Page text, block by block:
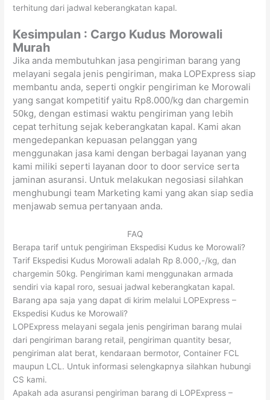
terhitung dari jadwal keberangkatan kapal.
Kesimpulan : Cargo Kudus Morowali
Murah
Jika anda membutuhkan jasa pengiriman barang yang
melayani segala jenis pengiriman, maka LOPExpress siap
membantu anda, seperti ongkir pengiriman ke Morowali
yang sangat kompetitif yaitu Rp8.000/kg dan chargemin
50kg, dengan estimasi waktu pengiriman yang lebih
cepat terhitung sejak keberangkatan kapal. Kami akan
mengedepankan kepuasan pelanggan yang
menggunakan jasa kami dengan berbagai layanan yang
kami miliki seperti layanan door to door service serta
jaminan asuransi. Untuk melakukan negosiasi silahkan
menghubungi team Marketing kami yang akan siap sedia
menjawab semua pertanyaan anda.
FAQ
Berapa tarif untuk pengiriman Ekspedisi Kudus ke Morowali?
Tarif Ekspedisi Kudus Morowali adalah Rp 8.000,-/kg, dan
chargemin 50kg. Pengiriman kami menggunakan armada
sendiri via kapal roro, sesuai jadwal keberangkatan kapal.
Barang apa saja yang dapat di kirim melalui LOPExpress –
Ekspedisi Kudus ke Morowali?
LOPExpress melayani segala jenis pengiriman barang mulai
dari pengiriman barang retail, pengiriman quantity besar,
pengiriman alat berat, kendaraan bermotor, Container FCL
maupun LCL. Untuk informasi selengkapnya silahkan hubungi
CS kami.
Apakah ada asuransi pengiriman barang di LOPExpress –